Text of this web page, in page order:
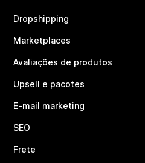
Dropshipping
Marketplaces
Avaliações de produtos
Upsell e pacotes
E-mail marketing
SEO
Frete